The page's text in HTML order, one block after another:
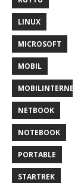
LINUX
MICROSOFT
MOBIL
MOBILINTERNET
NETBOOK
NOTEBOOK
PORTABLE
STARTREK